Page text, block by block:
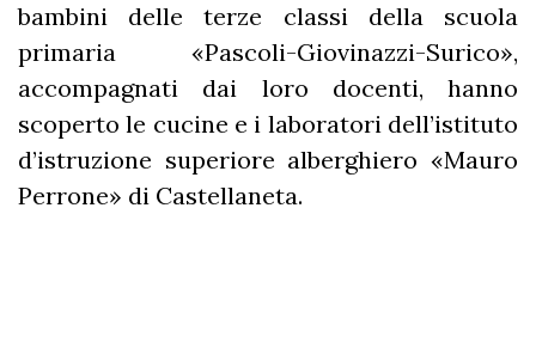
bambini delle terze classi della scuola
primaria «Pascoli-Giovinazzi-Surico»,
accompagnati dai loro docenti, hanno
scoperto le cucine e i laboratori dell’istituto
d’istruzione superiore alberghiero «Mauro
Perrone» di Castellaneta.